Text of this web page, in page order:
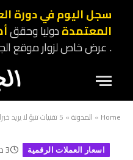
سجل اليوم في دورة
المعتمدةدوليا وحقق
. عرض خاص لزوار موقع
Home
» المدونة» 5 تقنيات تنبؤ لا يريد خبراء العملات الرقمية أن تعرفها
اسعار العملات الرقمية 3 دقائق